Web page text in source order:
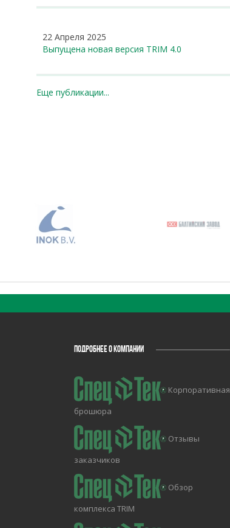
22 Апреля 2025
Выпущена новая версия TRIM 4.0
Еще публикации...
ПОДРОБНЕЕ О КОМПАНИИ
Корпоративная
брошюра
Отзывы
заказчиков
Обзор
комплекса TRIM